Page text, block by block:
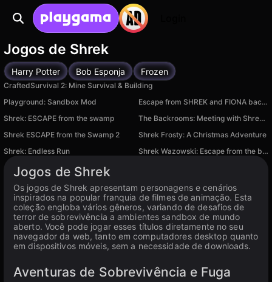
Jogos de Shrek
Harry Potter Bob Esponja Frozen
CraftedSurvival 2: Mine Survival & Building
Playground: Sandbox Mod
Escape from SHREK and FIONA backrooms
Shrek: ESCAPE from the swamp
The Backrooms: Meeting with Shrek Wazowski
Shrek ESCAPE from the Swamp 2
Shrek Frosty: A Christmas Adventure
Shrek: Endless Run
Shrek Wazowski: Escape from the backrooms
Jogos de Shrek
Os jogos de Shrek apresentam personagens e cenários
inspirados na popular franquia de filmes de animação. Esta
coleção engloba vários gêneros, variando de desafios de
terror de sobrevivência a ambientes sandbox de mundo
aberto. Você pode jogar esses títulos diretamente no seu
navegador da web, tanto em computadores desktop quanto
em dispositivos móveis, sem a necessidade de downloads.
Aventuras de Sobrevivência e Fuga